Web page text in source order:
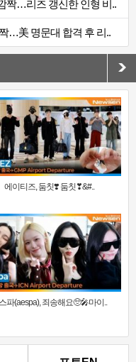
짝…리즈 갱신한 인형 비..
…美 명문대 합격 후 리..
에이티즈, 둠칫❣️ 둠칫❣&#..
파(aespa), 죄송해요🥺🎤마이..